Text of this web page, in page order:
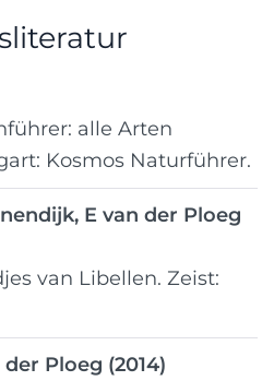
alle Arten
Kosmos Naturführer.
E van der Ploeg
van Libellen. Zeist:
Ploeg (2014)